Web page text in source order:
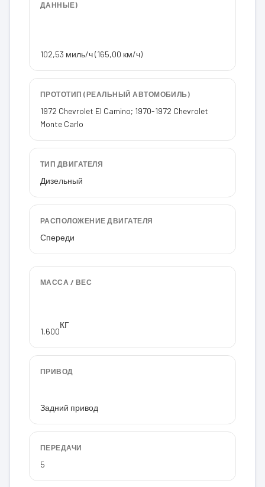
ДАННЫЕ)
102,53 миль/ч (165,00 км/ч)
ПРОТОТИП (РЕАЛЬНЫЙ АВТОМОБИЛЬ)
1972 Chevrolet El Camino; 1970-1972 Chevrolet
Monte Carlo
ТИП ДВИГАТЕЛЯ
Дизельный
РАСПОЛОЖЕНИЕ ДВИГАТЕЛЯ
Спереди
МАССА / ВЕС
1,600
КГ
ПРИВОД
Задний привод
ПЕРЕДАЧИ
5